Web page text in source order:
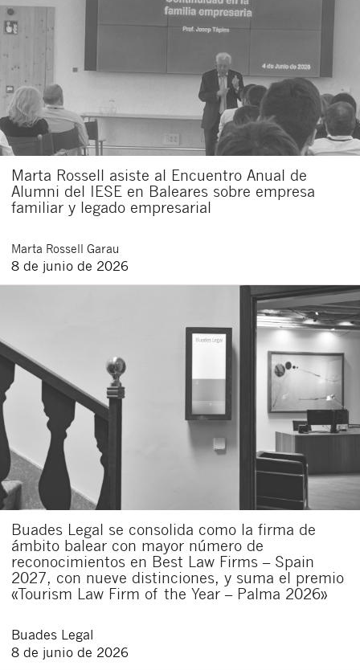
Marta Rossell asiste al Encuentro Anual de
Alumni del IESE en Baleares sobre empresa
familiar y legado empresarial
Marta Rossell Garau
8 de junio de 2026
Buades Legal se consolida como la firma de
ámbito balear con mayor número de
reconocimientos en Best Law Firms – Spain
2027, con nueve distinciones, y suma el premio
«Tourism Law Firm of the Year – Palma 2026»
Buades Legal
8 de junio de 2026